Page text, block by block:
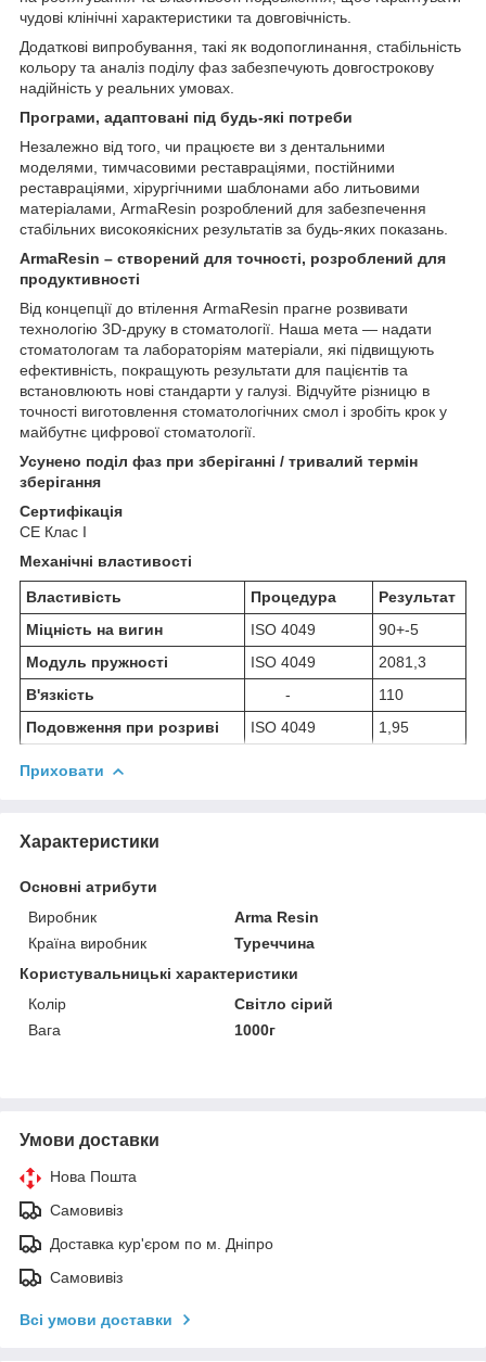
чудові клінічні характеристики та довговічність.
Додаткові випробування, такі як водопоглинання, стабільність
кольору та аналіз поділу фаз забезпечують довгострокову
надійність у реальних умовах.
Програми, адаптовані під будь-які потреби
Незалежно від того, чи працюєте ви з дентальними
моделями, тимчасовими реставраціями, постійними
реставраціями, хірургічними шаблонами або литьовими
матеріалами, ArmaResin розроблений для забезпечення
стабільних високоякісних результатів за будь-яких показань.
ArmaResin – створений для точності, розроблений для
продуктивності
Від концепції до втілення ArmaResin прагне розвивати
технологію 3D-друку в стоматології. Наша мета — надати
стоматологам та лабораторіям матеріали, які підвищують
ефективність, покращують результати для пацієнтів та
встановлюють нові стандарти у галузі. Відчуйте різницю в
точності виготовлення стоматологічних смол і зробіть крок у
майбутнє цифрової стоматології.
Усунено поділ фаз при зберіганні / тривалий термін
зберігання
Сертифікація
СЕ Клас I
Механічні властивості
Властивість Процедура
Результат
Міцність на вигин
ISO 4049
90+-5
Модуль пружності
ISO 4049
2081,3
В'язкість
-
110
Подовження при розриві
ISO 4049 1,95
Приховати
Характеристики
Основні атрибути
Виробник
Arma Resin
Країна виробник
Туреччина
Користувальницькі характеристики
Колір
Світло сірий
Вага
1000г
Умови доставки
Нова Пошта
Самовивіз
Доставка кур'єром по м. Дніпро
Самовивіз
Всі умови доставки